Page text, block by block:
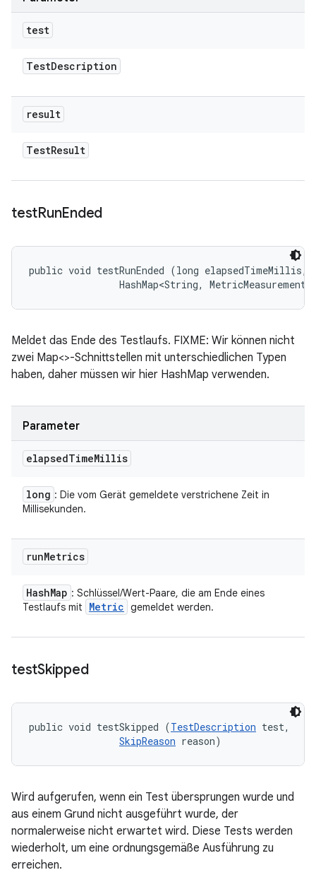
test
TestDescription
result
TestResult
testRunEnded
public void testRunEnded (long elapsedTimeMillis,
HashMap<String,
Meldet das Ende des Testlaufs. FIXME: Wir können nicht
zwei Map<>-Schnittstellen mit unterschiedlichen Typen
haben, daher müssen wir hier HashMap verwenden.
Parameter
elapsedTimeMillis
long : Die vom Gerät gemeldete verstrichene Zeit in
Millisekunden.
runMetrics
HashMap : Schlüssel/Wert-Paare, die am Ende eines
Testlaufs mit
Metric gemeldet werden.
testSkipped
public void testSkipped (TestDescription test,
SkipReason reason)
Wird aufgerufen, wenn ein Test übersprungen wurde und
aus einem Grund nicht ausgeführt wurde, der
normalerweise nicht erwartet wird. Diese Tests werden
wiederholt, um eine ordnungsgemäße Ausführung zu
erreichen.